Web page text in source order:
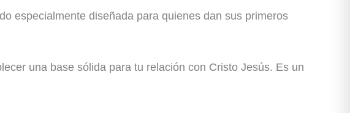
especialmente diseñada para quienes dan sus primeros
una base sólida para tu relación con Cristo Jesús. Es un